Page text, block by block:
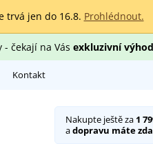
trvá jen do 16.8. Prohlédnout.
čekají na Vás exkluzivní
Kontakt
Nakupte ještě za 1
adopravu máte